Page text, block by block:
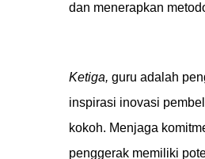
dan menerapkan
Ketiga, guru adalah
inspirasi inovasi
kokoh. Menjaga
penggerak memiliki